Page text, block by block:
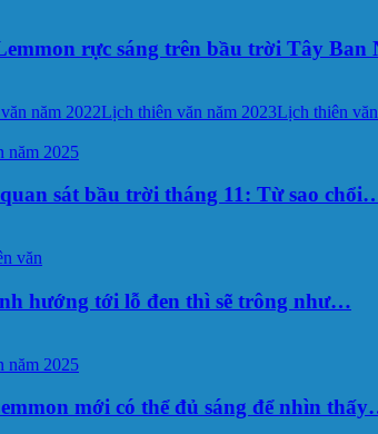
rực sáng trên bầu trời Tây
năm 2022Lịch thiên văn năm 2023Lịch thiên
năm 2025
sát bầu trời tháng 11: Từ sao
văn
hướng tới lỗ đen thì sẽ trông như…
năm 2025
mới có thể đủ sáng để nhìn